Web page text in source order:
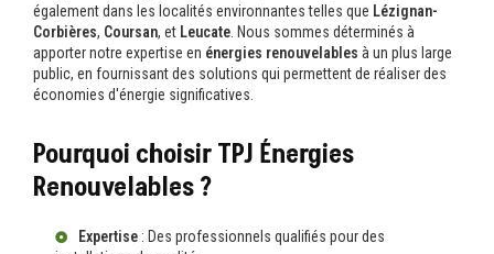
également dans les localités environnantes telles que Lézignan-
Corbières, Coursan, et Leucate . Nous sommes déterminés à
apporter notre expertise en énergies renouvelables à un plus large
public, en fournissant des solutions qui permettent de réaliser des
économies d'énergie significatives.
Pourquoi choisir TPJ Énergies
Renouvelables ?
Expertise : Des professionnels qualifiés pour des